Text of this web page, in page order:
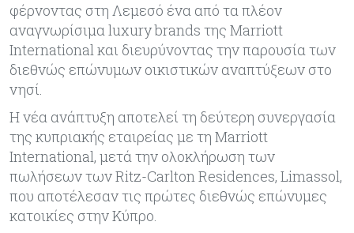
φέρνοντας στη Λεμεσό ένα από τα πλέον
αναγνωρίσιμα luxury brands της Marriott
International και διευρύνοντας την παρουσία των
διεθνώς επώνυμων οικιστικών αναπτύξεων στο
νησί.
Η νέα ανάπτυξη αποτελεί τη δεύτερη συνεργασία
της κυπριακής εταιρείας με τη Marriott
International, μετά την ολοκλήρωση των
πωλήσεων των Ritz-Carlton Residences, Limassol,
που αποτέλεσαν τις πρώτες διεθνώς επώνυμες
κατοικίες στην Κύπρο.